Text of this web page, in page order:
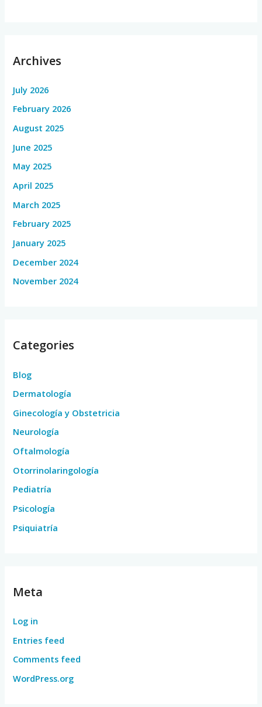
Archives
July 2026
February 2026
August 2025
June 2025
May 2025
April 2025
March 2025
February 2025
January 2025
December 2024
November 2024
Categories
Blog
Dermatología
Ginecología y Obstetricia
Neurología
Oftalmología
Otorrinolaringología
Pediatría
Psicología
Psiquiatría
Meta
Log in
Entries feed
Comments feed
WordPress.org